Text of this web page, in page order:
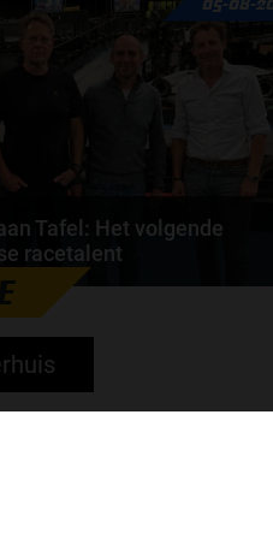
zaten niet op één lijn en...
Grand Prix Radio
Tafel: Het volgende
racetalent
te top in de racewereld? Wat is er
je carrière te halen? En hoe...